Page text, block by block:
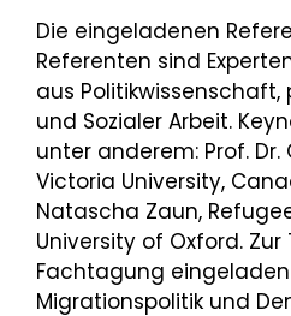
Die eingeladenen
Referenten sind
aus Politikwissenschaft,
und Sozialer Arbeit.
unter anderem: Prof. Dr.
Victoria University,
Natascha Zaun,
University of Oxford.
Fachtagung
Migrationspolitik und